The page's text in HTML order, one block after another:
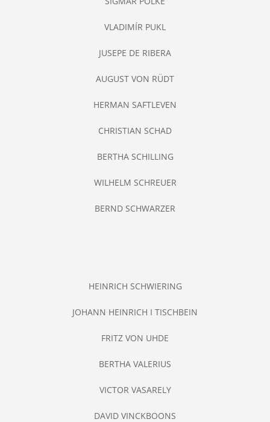
VLADIMÍR PUKL
JUSEPE DE RIBERA
AUGUST VON RÜDT
HERMAN SAFTLEVEN
CHRISTIAN SCHAD
BERTHA SCHILLING
WILHELM SCHREUER
BERND SCHWARZER
HEINRICH SCHWIERING
JOHANN HEINRICH I TISCHBEIN
FRITZ VON UHDE
BERTHA VALERIUS
VICTOR VASARELY
DAVID VINCKBOONS